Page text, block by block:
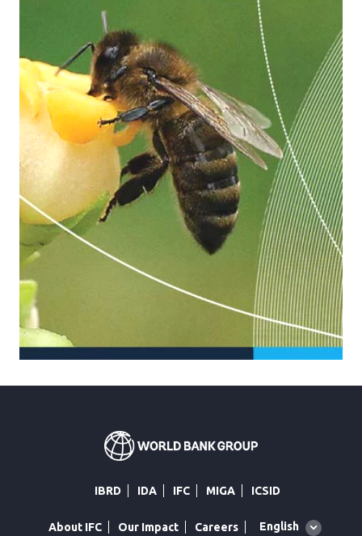
IBRD IDA IFC MIGA ICSID
About IFC Our Impact Careers
Global
English